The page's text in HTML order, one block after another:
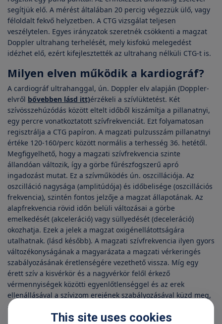
segítjük elő. A mérést általában 20 percig végezzük ülő, vagy
féloldalt fekvő helyzetben. A CTG vizsgálat teljesen
veszélytelen. Egyes irányzatok szeretnék csökkenti a magzat
Doppler ultrahang terhelését, mely kisfokú melegedést
idézhet elő, ezért kifejlesztették az ultrahang nélküli CTG-t is.
Milyen elven működik a kardiográf?
A cardiográf ultrahanggal, ún. Doppler elv alapján (Doppler-
elvről bővebben lásd itt)érzékeli a szívlüktetést. Két
szívösszehúzódás között eltelt időből kiszámítja a pillanatnyi,
egy percre vonatkoztatott szívfrekvenciát. Ezt folyamatosan
regisztrálja a CTG papíron. A magzati pulzusszám pillanatnyi
értéke 120-160/perc között normális a terhesség 36. hetétől.
Megfigyelhető, hogy a magzati szívfrekvencia szinte
állandóan változik, így a görbe fűrészfogszerű apró
ingadozást mutat. Ez a szívműködés ún. oszcillációja. Az
oszcilláció nagysága (amplitúdója) és időbelisége (oszcillációs
frekvencia), szintén fontos jelzője a magzat állapotának. Az
alapfrekvencia rövid időn belüli változásai a görbe
emelkedését (akceleráció) vagy süllyedését (deceleráció)
okozhatja. Ezek a jelek a magzat oxigénellátottságára
utalhatnak. (lásd később). A magzati szívfrekvencia ilyen gyors
változékonyságának a magyarázata a magzati vérkeringés
szabályozásának éretlenségére vezethető vissza. Míg egy
érett szív a kisvérkör és a nagyvérkör felől érkező
vérmennyiségek közötti egyenlőtlenséggel és az erek
ellenállásával a szívizom erejének szabályozásával küzd meg,
addig a magzat szíve a pulzusszám gyors változásával reagál.
This site uses cookies